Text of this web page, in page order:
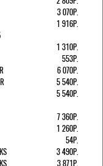
3 070Р.
1 916Р.
1 310Р.
553Р.
6 070Р.
5 540Р.
5 540Р.
7 360Р.
1 260Р.
54Р.
3 490Р.
3 871Р.